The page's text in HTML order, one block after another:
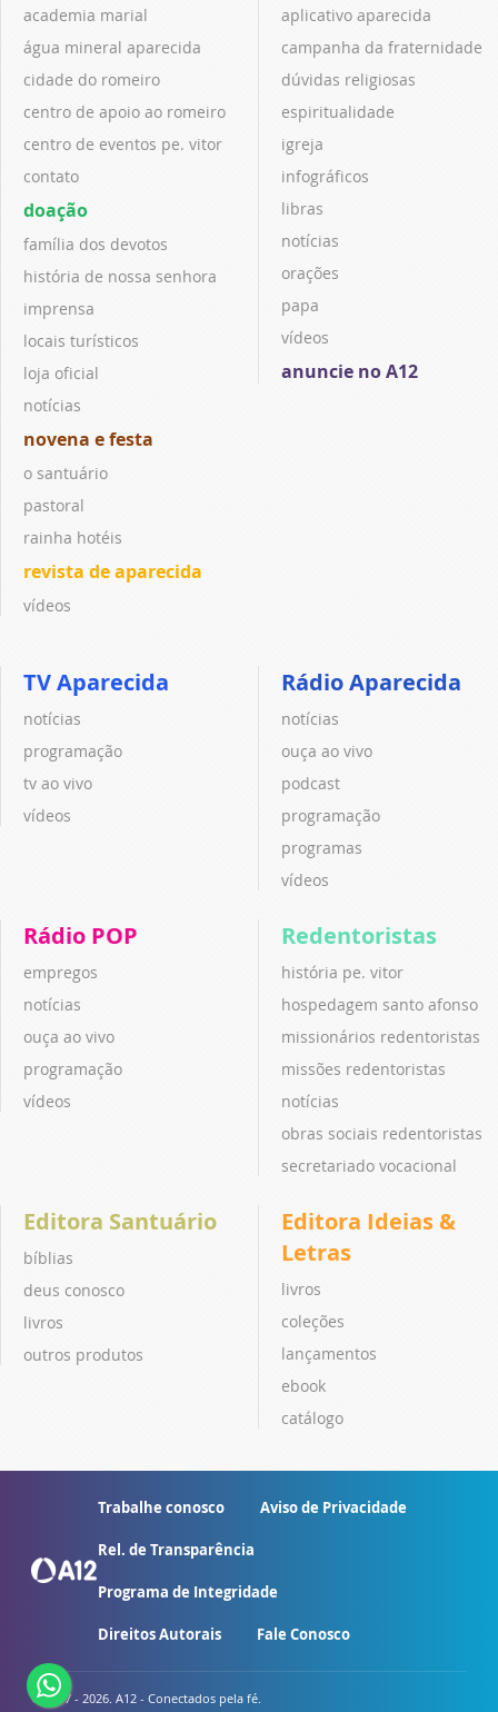
academia marial
água mineral aparecida
cidade do romeiro
centro de apoio ao romeiro
centro de eventos pe. vitor
contato
doação
família dos devotos
história de nossa senhora
imprensa
locais turísticos
loja oficial
notícias
novena e festa
o santuário
pastoral
rainha hotéis
revista de aparecida
vídeos
aplicativo aparecida
campanha da fraternidade
dúvidas religiosas
espiritualidade
igreja
infográficos
libras
notícias
orações
papa
vídeos
anuncie no A12
TV Aparecida
notícias
programação
tv ao vivo
vídeos
Rádio Aparecida
notícias
ouça ao vivo
podcast
programação
programas
vídeos
Rádio POP
empregos
notícias
ouça ao vivo
programação
vídeos
Redentoristas
história pe. vitor
hospedagem santo afonso
missionários redentoristas
missões redentoristas
notícias
obras sociais redentoristas
secretariado vocacional
Editora Santuário
bíblias
deus conosco
livros
outros produtos
Editora Ideias &
Letras
livros
coleções
lançamentos
ebook
catálogo
Trabalhe conosco Aviso de Privacidade
Rel. de Transparência
Programa de Integridade
Direitos Autorais Fale Conosco
© 2007 - 2026. A12 - Conectados pela fé.